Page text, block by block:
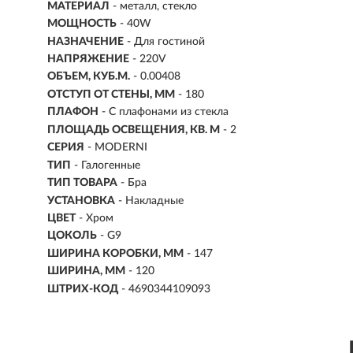
МАТЕРИАЛ - металл, стекло
МОЩНОСТЬ - 40W
НАЗНАЧЕНИЕ - Для гостиной
НАПРЯЖЕНИЕ - 220V
ОБЪЕМ, КУБ.М. - 0.00408
ОТСТУП ОТ СТЕНЫ, ММ - 180
ПЛАФОН - С плафонами из стекла
ПЛОЩАДЬ ОСВЕЩЕНИЯ, КВ. М - 2
СЕРИЯ - MODERNI
ТИП - Галогенные
ТИП ТОВАРА - Бра
УСТАНОВКА - Накладные
ЦВЕТ - Хром
ЦОКОЛЬ - G9
ШИРИНА КОРОБКИ, ММ - 147
ШИРИНА, ММ - 120
ШТРИХ-КОД - 4690344109093